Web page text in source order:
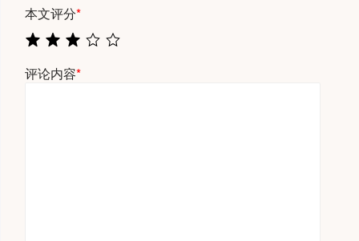
本文评分*
评论内容*